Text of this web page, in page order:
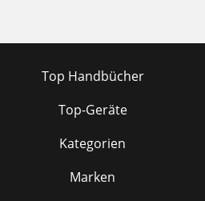
Top Handbücher
Top-Geräte
Kategorien
Marken